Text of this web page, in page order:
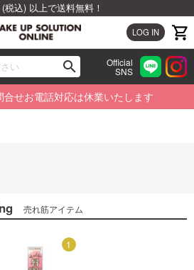
(税込) 以上で送料無料！
LOG IN
search Official
SNS
ら探す
せお電話対応は休業いたします
売れ筋アイテム
1